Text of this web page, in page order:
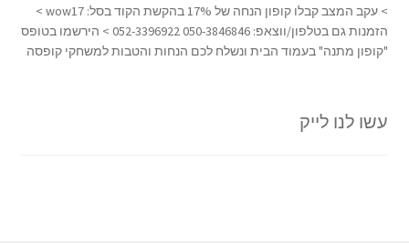
> עקב המצב קבלו קופון הנחה של 17% בהקשת הקוד בסל: wow17 >
הזמנות גם בטלפון/ווצאפ: 050-3846846 052-3396922 > הירשמו בטופס
"קופון מתנה" בעמוד הבית ונשלח לכם הנחות והטבות למשחקי קופסה
עשו לנו לייק